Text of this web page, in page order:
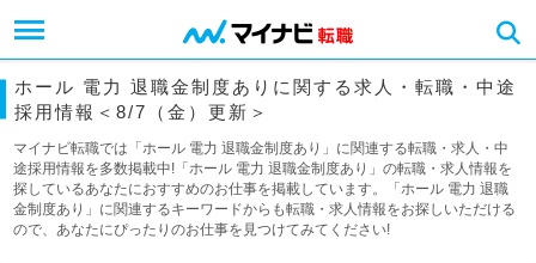
ホール 電力 退職金制度ありに関する求人・転職・中途
採用情報＜8/7（金）更新＞
マイナビ転職では「ホール 電力 退職金制度あり」に関連する転職・求人・中
途採用情報を多数掲載中!「ホール 電力 退職金制度あり」の転職・求人情報を
探しているあなたにおすすめのお仕事を掲載しています。「ホール 電力 退職
金制度あり」に関連するキーワードからも転職・求人情報をお探しいただける
ので、あなたにぴったりのお仕事を見つけてみてください!